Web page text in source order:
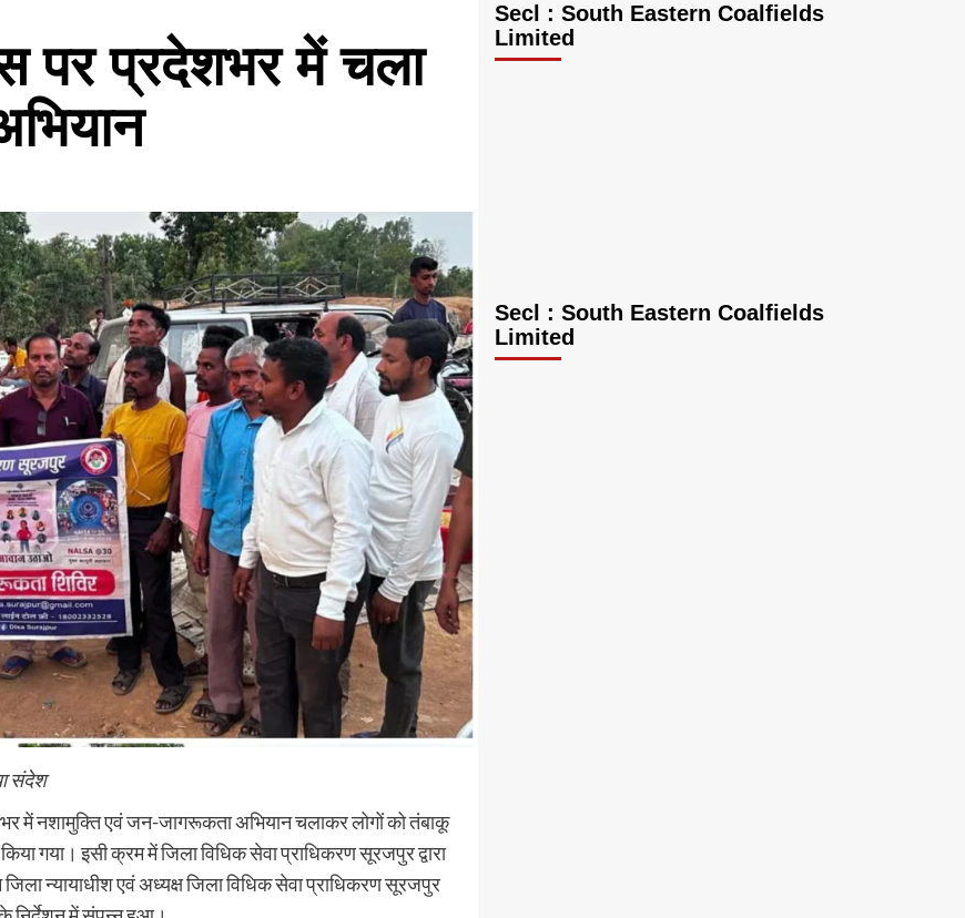
पर प्रदेशभर में चला
संदेश
में नशामुक्ति एवं जन-जागरूकता अभियान चलाकर लोगों को तंबाकू
गया। इसी क्रम में जिला विधिक सेवा प्राधिकरण सूरजपुर द्वारा
न्यायाधीश एवं अध्यक्ष जिला विधिक सेवा प्राधिकरण सूरजपुर
Secl : South Eastern Coalfields
Limited
Secl : South Eastern Coalfields
Limited